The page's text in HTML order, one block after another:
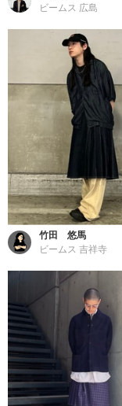
ビームス 広島
竹田 悠馬
ビームス 吉祥寺